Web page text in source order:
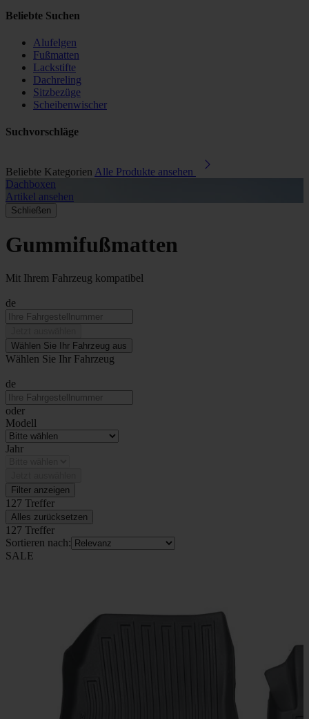
Beliebte Suchen
Alufelgen
Fußmatten
Lackstifte
Dachreling
Sitzbezüge
Scheibenwischer
Suchvorschläge
Beliebte Kategorien Alle Produkte ansehen
Dachboxen
Artikel ansehen
Schließen
Gummifußmatten
Mit Ihrem Fahrzeug kompatibel
de
Wählen Sie Ihr Fahrzeug aus
Wählen Sie Ihr Fahrzeug
de
oder
Modell
Jahr
Filter anzeigen
127 Treffer
Alles zurücksetzen
127 Treffer
Sortieren nach:
SALE